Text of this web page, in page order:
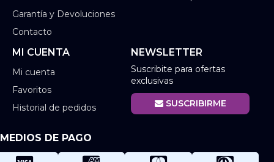
Garantía y Devoluciones
Contacto
MI CUENTA
Mi cuenta
Favoritos
Historial de pedidos
NEWSLETTER
Suscribite para ofertas
exclusivas
SUSCRIBIRME
MEDIOS DE PAGO